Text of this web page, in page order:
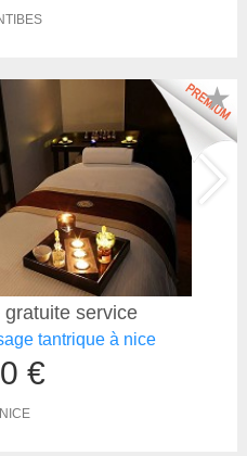
service
tantrique à nice
€
NICE
★